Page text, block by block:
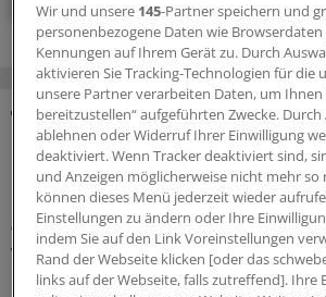
MEHR ZUM THEMA
Präventionsoffensive
Gesundheitsrechtler Thomas
wirkt wie eine stille Rezession
Wirtschaft“
Die Koalition will die Prävention als
Wir und unsere 145-Partner speichern und
personenbezogene Daten wie
Kennungen auf Ihrem Gerät zu. Durch
aktivieren Sie Tracking-Technologien für die
unsere Partner verarbeiten Daten, um Ihnen
bereitzustellen“ aufgeführten Zwecke.
ablehnen oder Widerruf Ihrer Einwilligung
deaktiviert. Wenn Tracker deaktiviert sind,
und Anzeigen möglicherweise nicht mehr so
können dieses Menü jederzeit wieder
Einstellungen zu ändern oder Ihre
indem Sie auf den Link Voreinstellungen
Rand der Webseite klicken [oder das
links auf der Webseite, falls zutreffend]. Ihre